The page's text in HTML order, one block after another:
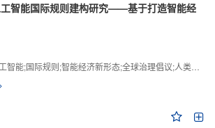
智能国际规则建构研究——基于打造智能经
能;国际规则;智能经济新形态;全球治理倡议;人类命运共同体